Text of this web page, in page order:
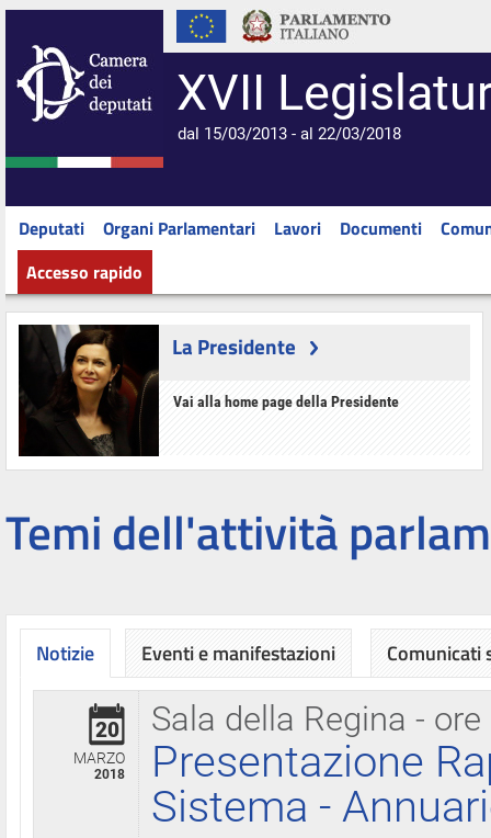
XVII
dal 15/03/2013 - al 22/03/2018
Deputati Organi Parlamentari Lavori Documenti
Accesso rapido
La Presidente
Vai alla home page della Presidente
Temi dell'attività
Notizie
Sala della Regina - ore
20
MARZO
2018
Presentazione
Sistema -
Eventi e manifestazioni Comunicati